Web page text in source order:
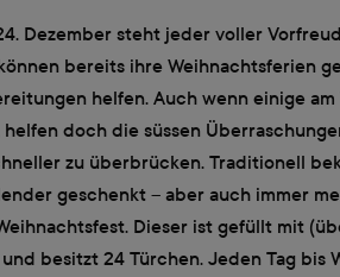
Dezember steht jeder voller
bereits ihre Weihnachtsferien
helfen. Auch wenn einige
doch die süssen
zu überbrücken. Traditionell
geschenkt – aber auch immer
Dieser ist gefüllt mit
besitzt 24 Türchen. Jeden Tag bis